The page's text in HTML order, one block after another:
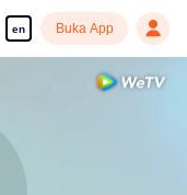
en Buka App